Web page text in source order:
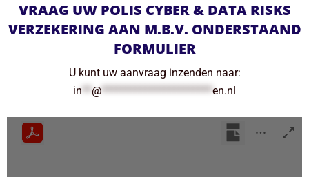
VRAAG UW POLIS CYBER & DATA RISKS
VERZEKERING AAN M.B.V. ONDERSTAAND
FORMULIER
U kunt uw aanvraag inzenden naar:
in**@***********************en.nl